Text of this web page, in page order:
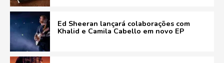
Ed Sheeran lançará colaborações com
Khalid e Camila Cabello em novo EP